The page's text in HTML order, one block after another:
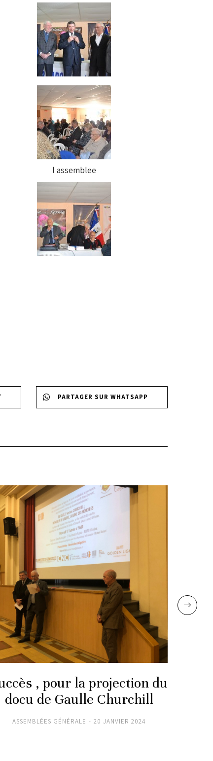
l assemblee
PARTAGER SUR WHATSAPP
, pour la projection du
docu de Gaulle Churchill
ASSEMBLÉES GÉNÉRALE 20 JANVIER 2024